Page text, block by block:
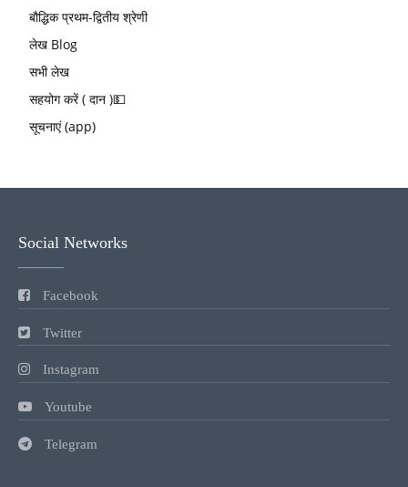
बौद्धिक प्रथम-द्वितीय श्रेणी
लेख Blog
सभी लेख
सहयोग करें ( दान )💵
सूचनाएं (app)
Social Networks
Facebook
Twitter
Instagram
Youtube
Telegram